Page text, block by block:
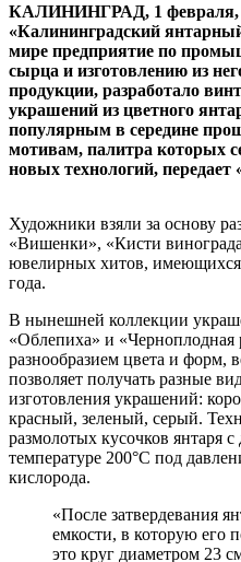
КАЛИНИНГРАД, 1 февраля,
«Калининградский
мире предприятие по
сырца и изготовлению из
продукции, разработало
украшений из цветного
популярным в середине
мотивам, палитра которых
новых технологий, передает
Художники взяли за основу
«Вишенки», «Кисти
ювелирных хитов, имеющихся
года.
В нынешней коллекции
«Облепиха» и «Черноплодная
разнообразием цвета и форм,
позволяет получать разные
изготовления украшений:
красный, зеленый, серый.
размолотых кусочков янтаря
температуре 200°C под
кислорода.
«После затвердевания
емкости, в которую его
это круг диаметром 23